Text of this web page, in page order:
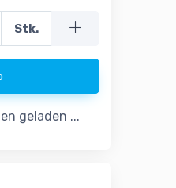
Stk.
geladen ...